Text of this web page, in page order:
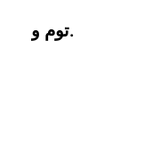
توم و.